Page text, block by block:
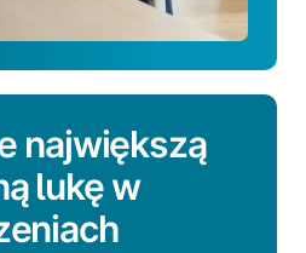
największą
lukę w